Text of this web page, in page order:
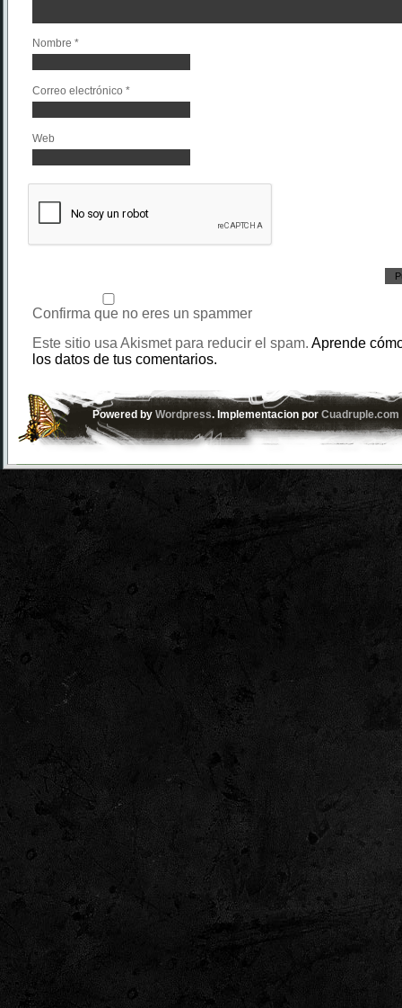
Nombre *
Correo electrónico *
Web
Confirma que no eres un spammer
Este sitio usa Akismet para reducir el spam. Aprende
los datos de tus comentarios.
Powered byWordpress. Implementacion porCuadruple.com